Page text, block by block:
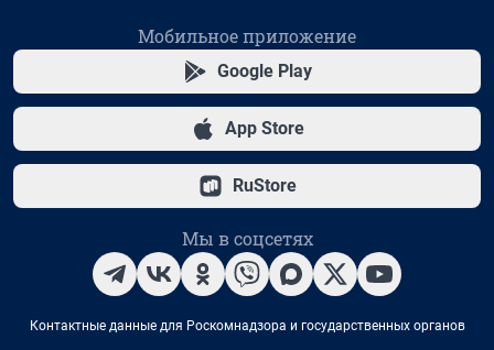
Мобильное приложение
Google Play
App Store
RuStore
Мы в соцсетях
Контактные данные для Роскомнадзора и государственных органов